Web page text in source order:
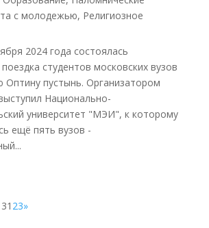
с молодежью, Религиозное
2024 года состоялась
студентов московских вузов
Оптину пустынь. Организатором
Национально-
университет "МЭИ", к которому
ещё пять вузов -
1 23»